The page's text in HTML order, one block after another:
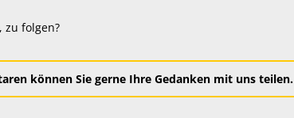
zu folgen?
können Sie gerne Ihre Gedanken mit uns teilen.